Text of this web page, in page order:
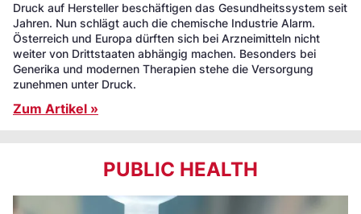
Druck auf Hersteller beschäftigen das Gesundheitssystem seit
Jahren. Nun schlägt auch die chemische Industrie Alarm.
Österreich und Europa dürften sich bei Arzneimitteln nicht
weiter von Drittstaaten abhängig machen. Besonders bei
Generika und modernen Therapien stehe die Versorgung
zunehmen unter Druck.
Zum Artikel »
PUBLIC HEALTH